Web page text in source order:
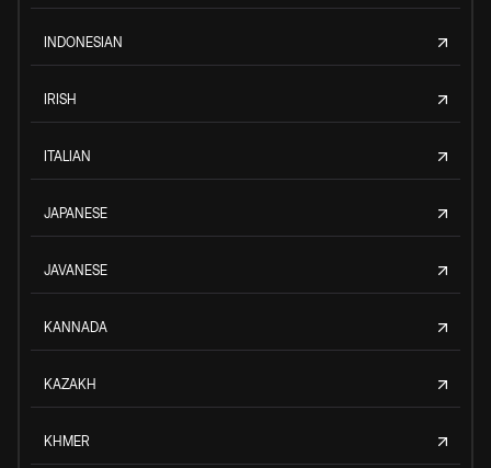
INDONESIAN
IRISH
ITALIAN
JAPANESE
JAVANESE
KANNADA
KAZAKH
KHMER